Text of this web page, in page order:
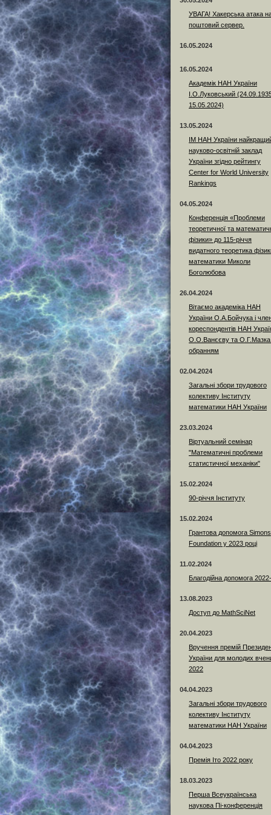
УВАГА! Хакерська атака
поштовий сервер.
16.05.2024
16.05.2024
Академік НАН України
І.О.Луковський
15.05.2024)
13.05.2024
ІМ НАН України
науково-освітній заклад
України згідно рейтингу
Center for World University
Rankings
04.05.2024
Конференція «Проблеми
теоретичної та
фізики» до 115-річчя
видатного теоретика
математики Миколи
Боголюбова
26.04.2024
Вітаємо академіка НАН
України О.А.Бойчука і
кореспондентів НАН
О.О.Ванєєву та О.Г.Мазка
обранням
02.04.2024
Загальні збори трудового
колективу Інституту
математики НАН України
23.03.2024
Віртуальний семінар
"Математичні проблеми
статистичної механіки"
15.02.2024
90-річчя Інституту
15.02.2024
Грантова допомога Simons
Foundation у 2023 році
11.02.2024
Благодійна допомога
13.08.2023
Доступ до MathSciNet
20.04.2023
Вручення премій
України для молодих
2022
04.04.2023
Загальні збори трудового
колективу Інституту
математики НАН України
04.04.2023
Премія Іто 2022 року
18.03.2023
Перша Всеукраїнська
наукова Пі-конференція